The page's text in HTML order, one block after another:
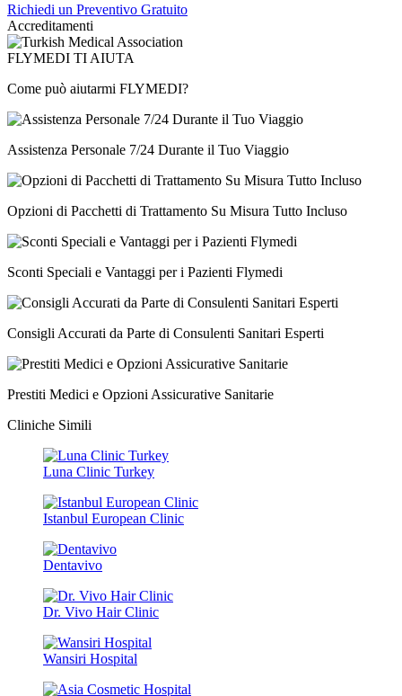
Richiedi un Preventivo Gratuito
Accreditamenti
FLYMEDI TI AIUTA
Come può aiutarmi FLYMEDI?
Assistenza Personale 7/24 Durante il Tuo Viaggio
Opzioni di Pacchetti di Trattamento Su Misura Tutto Incluso
Sconti Speciali e Vantaggi per i Pazienti Flymedi
Consigli Accurati da Parte di Consulenti Sanitari Esperti
Prestiti Medici e Opzioni Assicurative Sanitarie
Cliniche Simili
Luna Clinic Turkey
Istanbul European Clinic
Dentavivo
Dr. Vivo Hair Clinic
Wansiri Hospital